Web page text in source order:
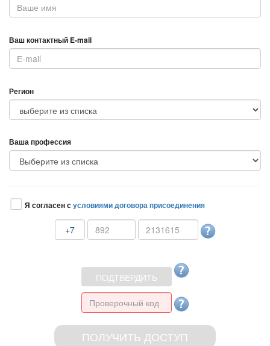
аш контактный E-mail
Регион
аша профессия
Я согласен сусловиями договора присоединения
+7